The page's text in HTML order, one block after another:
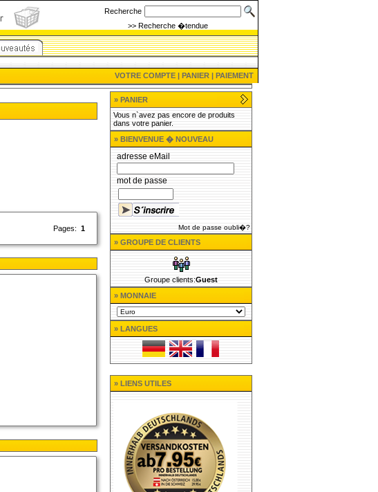
Recherche
>> Recherche �tendue
VOTRE COMPTE | PANIER | PAIEMENT
Pages: 1
» PANIER
Vous n`avez pas encore de produits
dans votre panier.
» BIENVENUE � NOUVEAU
adresse eMail
mot de passe
Mot de passe oubli�?
» GROUPE DE CLIENTS
Groupe clients:Guest
» MONNAIE
» LANGUES
» LIENS UTILES